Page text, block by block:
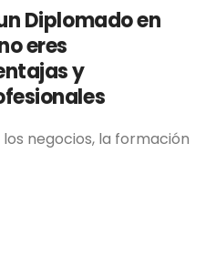
Diplomado en
eres
y
negocios, la formación